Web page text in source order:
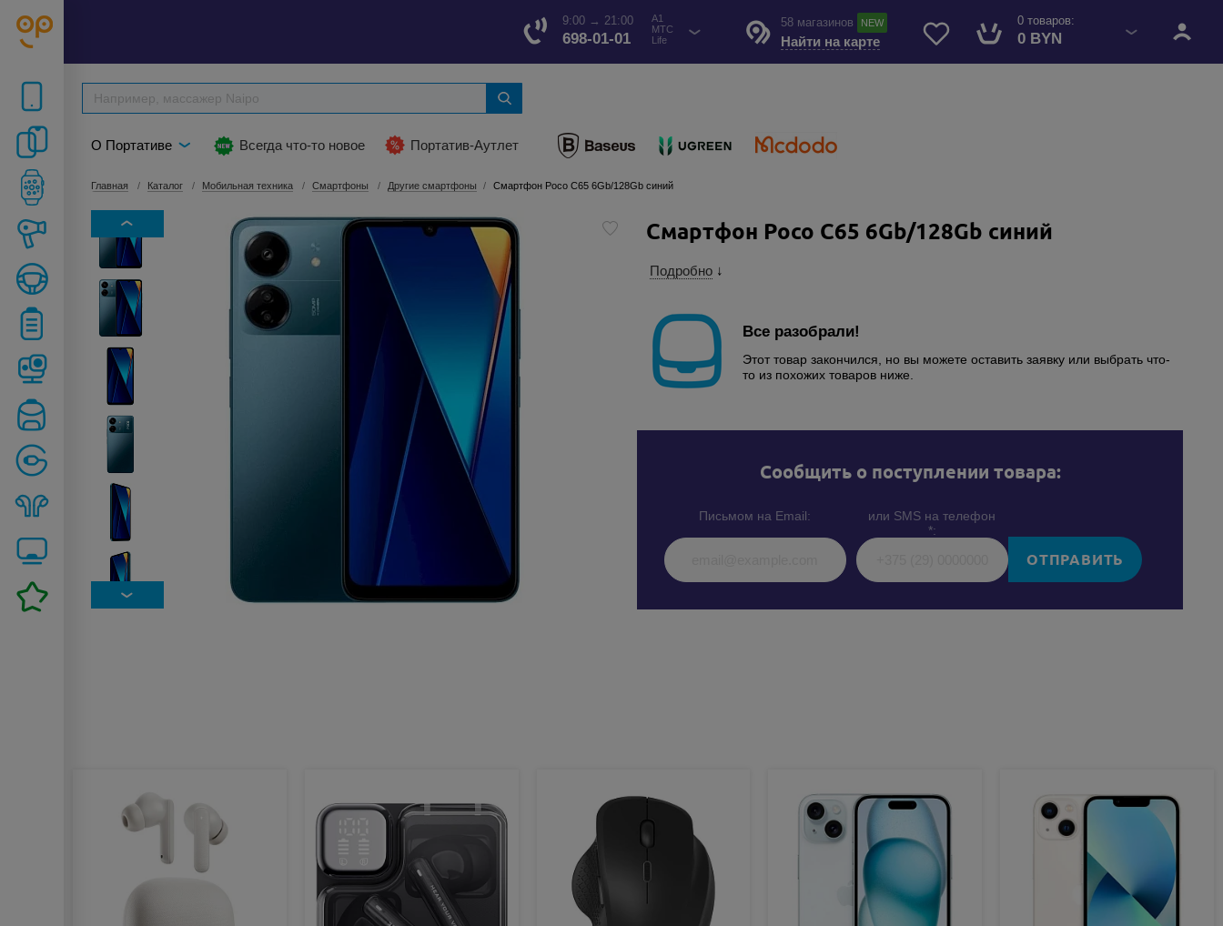
0 товаров:
0 BYN
58 магазинов NEW
Найти на карте
9:00 → 21:00
698-01-01
A1
МТС
Life
О Портативе Всегда что-то новое Портатив-Аутлет
Главная Каталог Мобильная техника Смартфоны Другие смартфоны Смартфон Poco C65 6Gb/128Gb синий
Смартфон Poco C65 6Gb/128Gb синий
Подробно ↓
Все разобрали!
Этот товар закончился, но вы можете оставить заявку или выбрать что-
то из похожих товаров ниже.
Cообщить о поступлении товара:
Письмом на Email:
или SMS на телефон
*:
ОТПРАВИТЬ